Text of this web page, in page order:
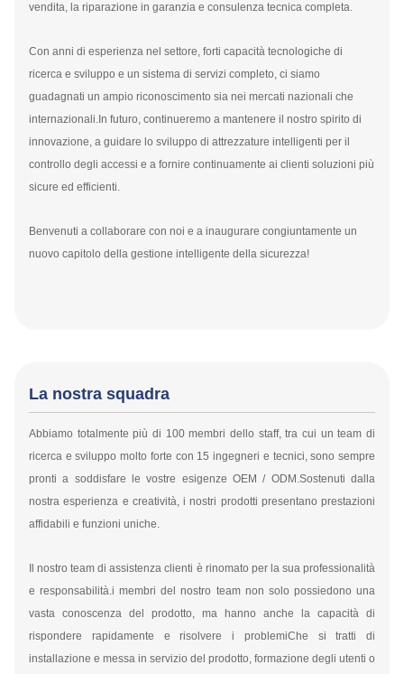
vendita, la riparazione in garanzia e consulenza tecnica completa.
Con anni di esperienza nel settore, forti capacità tecnologiche di
ricerca e sviluppo e un sistema di servizi completo, ci siamo
guadagnati un ampio riconoscimento sia nei mercati nazionali che
internazionali.In futuro, continueremo a mantenere il nostro spirito di
innovazione, a guidare lo sviluppo di attrezzature intelligenti per il
controllo degli accessi e a fornire continuamente ai clienti soluzioni più
sicure ed efficienti.
Benvenuti a collaborare con noi e a inaugurare congiuntamente un
nuovo capitolo della gestione intelligente della sicurezza!
La nostra squadra
Abbiamo totalmente più di 100 membri dello staff, tra cui un team di
ricerca e sviluppo molto forte con 15 ingegneri e tecnici, sono sempre
pronti a soddisfare le vostre esigenze OEM / ODM.Sostenuti dalla
nostra esperienza e creatività, i nostri prodotti presentano prestazioni
affidabili e funzioni uniche.
Il nostro team di assistenza clienti è rinomato per la sua professionalità
e responsabilità.i membri del nostro team non solo possiedono una
vasta conoscenza del prodotto, ma hanno anche la capacità di
rispondere rapidamente e risolvere i problemiChe si tratti di
installazione e messa in servizio del prodotto, formazione degli utenti o